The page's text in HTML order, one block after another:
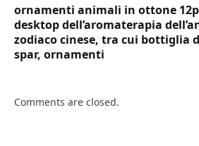
ornamenti animali in ottone
desktop dell’aromaterapia
zodiaco cinese, tra cui bottiglia
spar, ornamenti
Comments are closed.